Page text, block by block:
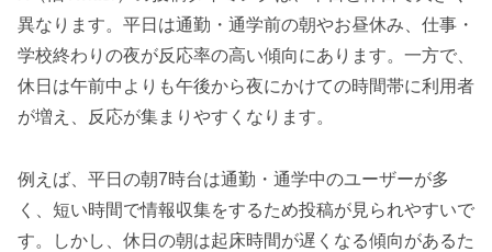
異なります。平日は通勤・通学前の朝やお昼休み、仕事・
学校終わりの夜が反応率の高い傾向にあります。一方で、
休日は午前中よりも午後から夜にかけての時間帯に利用者
が増え、反応が集まりやすくなります。
例えば、平日の朝7時台は通勤・通学中のユーザーが多
く、短い時間で情報収集をするため投稿が見られやすいで
す。しかし、休日の朝は起床時間が遅くなる傾向があるた